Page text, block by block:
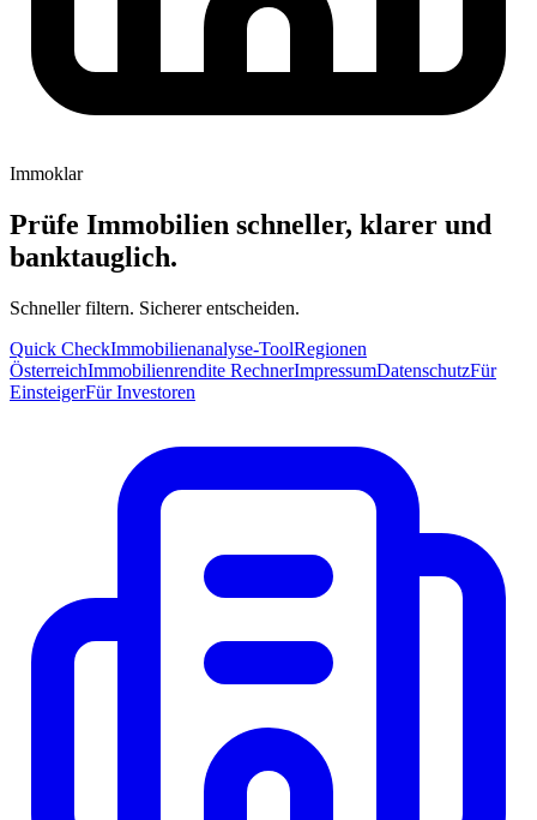
Immoklar
Prüfe Immobilien schneller, klarer und
banktauglich.
Schneller filtern. Sicherer entscheiden.
Quick CheckImmobilienanalyse-ToolRegionen
ÖsterreichImmobilienrendite RechnerImpressumDatenschutzFür
EinsteigerFür Investoren